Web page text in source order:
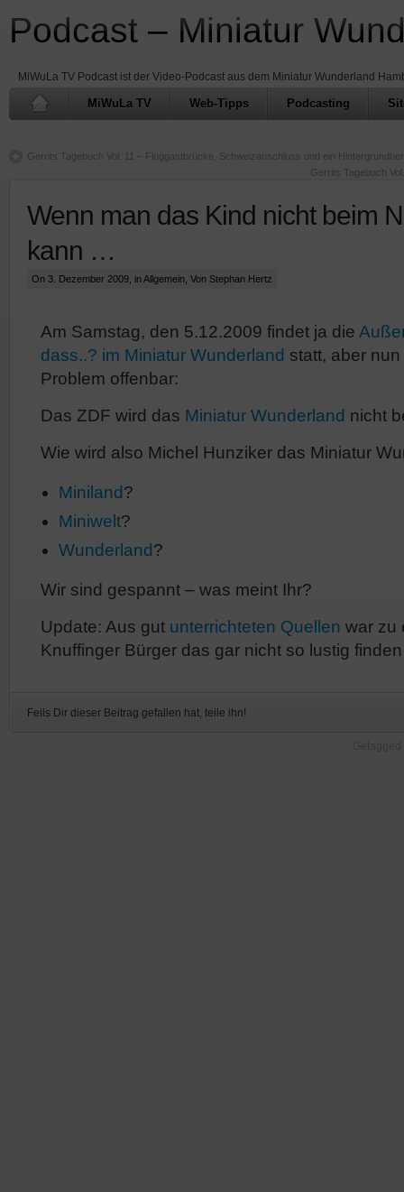
Podcast – Miniatur
MiWuLa TV Podcast ist der Video-Podcast aus dem Miniatur Wunderland
MiWuLa TV Web-Tipps Podcasting
Gerrits Tagebuch Vol. 11 – Fluggastbrücke, Schweizanschluss und ein
Gerrits Tagebuch
Wenn man das Kind nicht beim
kann …
On 3. Dezember 2009, inAllgemein , Von Stephan Hertz
Am Samstag, den 5.12.2009 findet ja die
dass..? im Miniatur Wunderland statt, aber
Problem offenbar:
Das ZDF wird das Miniatur Wunderland nicht
Wie wird also Michel Hunziker das Miniatur
Miniland?
Miniwelt?
Wunderland?
Wir sind gespannt – was meint Ihr?
Update: Aus gut unterrichteten Quellen war zu
Knuffinger Bürger das gar nicht so lustig
Feils Dir dieser Beitrag gefallen hat, teile ihn!